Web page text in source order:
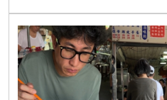
時代中極具搜尋價值的「食